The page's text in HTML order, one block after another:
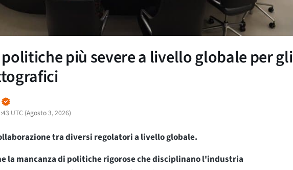
più severe a livello globale per gli
UTC (Agosto 3, 2026)
tra diversi regolatori a livello globale.
la mancanza di politiche rigorose che disciplinano l'industria